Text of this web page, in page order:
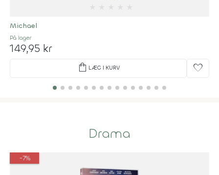
Michael
På lager
149,95 kr
shopping_bag LÆG I KURV favorite
Drama
-7%